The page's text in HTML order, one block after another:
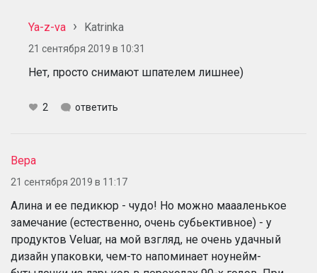
Ya-z-va Katrinka
21 сентября 2019 в 10:31
Нет, просто снимают шпателем лишнее)
2 ответить
Вера
21 сентября 2019 в 11:17
Алина и ее педикюр - чудо! Но можно маааленькое
замечание (естественно, очень субьективное) - у
продуктов Veluar, на мой взгляд, не очень удачный
дизайн упаковки, чем-то напоминает ноунейм-